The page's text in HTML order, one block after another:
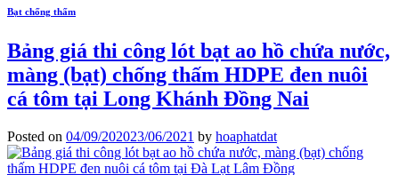
Bạt chống thấm
Bảng giá thi công lót bạt ao hồ chứa nước,
màng (bạt) chống thấm HDPE đen nuôi
cá tôm tại Long Khánh Đồng Nai
Posted on 04/09/202023/06/2021 by hoaphatdat